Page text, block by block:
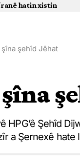
hatin xistin
şehîd Jêhat
HPG’ê Şehîd
a Şernexê hate